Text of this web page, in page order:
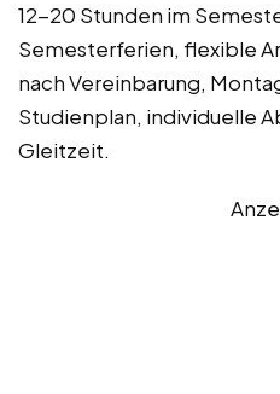
12-20 Stunden im
Semesterferien, flexible
nach Vereinbarung,
Studienplan, individuelle
Gleitzeit.